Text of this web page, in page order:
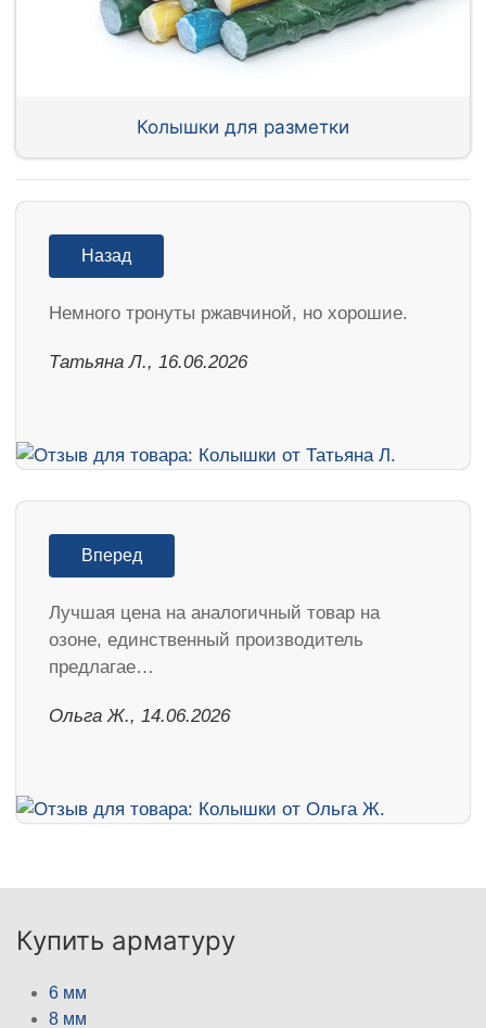
Колышки для разметки
Назад
Немного тронуты ржавчиной, но хорошие.
Татьяна Л., 16.06.2026
Вперед
Лучшая цена на аналогичный товар на
озоне, единственный производитель
предлагае…
Ольга Ж., 14.06.2026
Купить арматуру
6 мм
8 мм